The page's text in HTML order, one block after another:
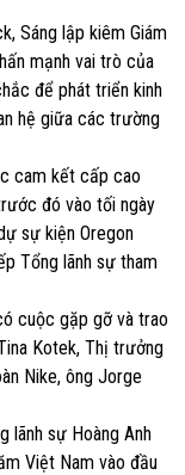
Sáng lập kiêm Giám
mạnh vai trò của
để phát triển kinh
hệ giữa các trường
cam kết cấp cao
đó vào tối ngày
sự kiện Oregon
Tổng lãnh sự tham
cuộc gặp gỡ và trao
Kotek, Thị trưởng
Nike, ông Jorge
lãnh sự Hoàng Anh
Việt Nam vào đầu